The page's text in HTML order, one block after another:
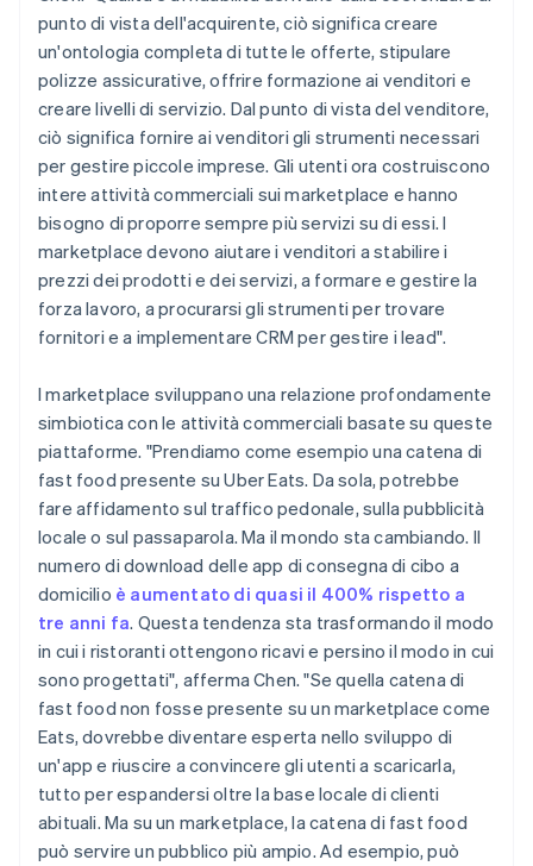
punto di vista dell'acquirente, ciò significa creare
un'ontologia completa di tutte le offerte, stipulare
polizze assicurative, offrire formazione ai venditori e
creare livelli di servizio. Dal punto di vista del venditore,
ciò significa fornire ai venditori gli strumenti necessari
per gestire piccole imprese. Gli utenti ora costruiscono
intere attività commerciali sui marketplace e hanno
bisogno di proporre sempre più servizi su di essi. I
marketplace devono aiutare i venditori a stabilire i
prezzi dei prodotti e dei servizi, a formare e gestire la
forza lavoro, a procurarsi gli strumenti per trovare
fornitori e a implementare CRM per gestire i lead".
I marketplace sviluppano una relazione profondamente
simbiotica con le attività commerciali basate su queste
piattaforme. "Prendiamo come esempio una catena di
fast food presente su Uber Eats. Da sola, potrebbe
fare affidamento sul traffico pedonale, sulla pubblicità
locale o sul passaparola. Ma il mondo sta cambiando. Il
numero di download delle app di consegna di cibo a
domicilio è aumentato di quasi il 400% rispetto a
tre anni fa. Questa tendenza sta trasformando il modo
in cui i ristoranti ottengono ricavi e persino il modo in cui
sono progettati", afferma Chen. "Se quella catena di
fast food non fosse presente su un marketplace come
Eats, dovrebbe diventare esperta nello sviluppo di
un'app e riuscire a convincere gli utenti a scaricarla,
tutto per espandersi oltre la base locale di clienti
abituali. Ma su un marketplace, la catena di fast food
può servire un pubblico più ampio. Ad esempio, può